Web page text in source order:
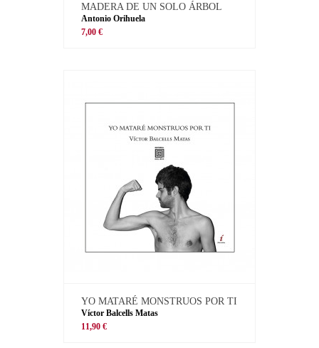
MADERA DE UN SOLO ÁRBOL
Antonio Orihuela
7,00 €
YO MATARÉ MONSTRUOS POR TI
Víctor Balcells Matas
11,90 €